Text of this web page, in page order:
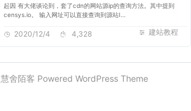
起因 有大佬谈论到，套了cdn的网站源ip的查询方法。其中提到
censys.io。 输入网址可以直接查询到源站I…
建站教程
2020/12/4 4,328
慧舍陌客 Powered WordPressTheme